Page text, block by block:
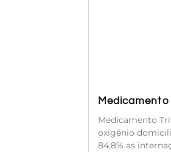
Medicamento
oxigênio
84,8% as